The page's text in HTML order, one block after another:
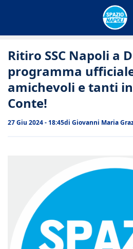
Ritiro SSC Napoli a
programma
amichevoli e tanti
Conte!
27 Giu 2024 - 18:45di Giovanni Maria